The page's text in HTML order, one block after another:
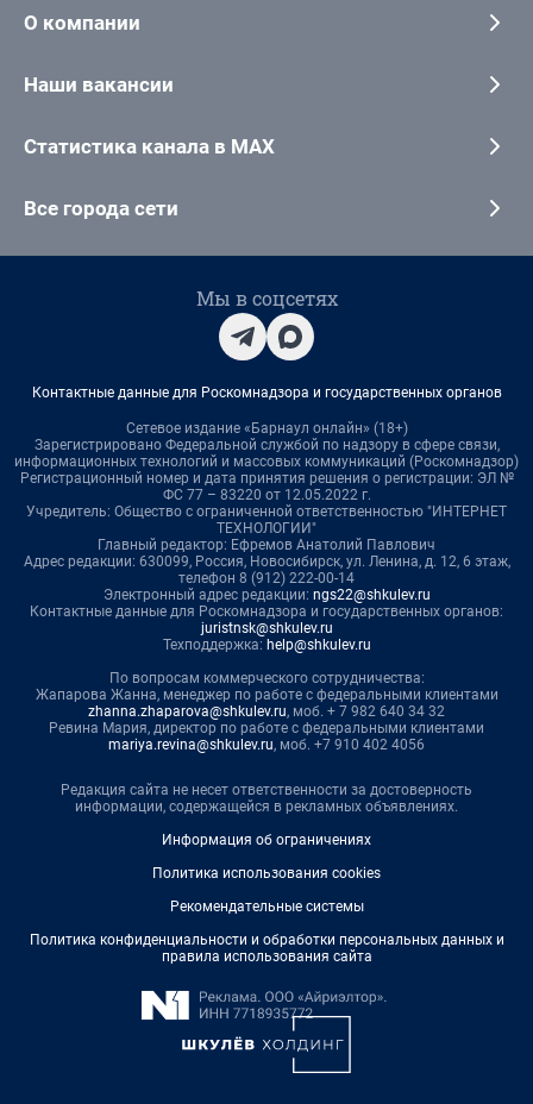
О компании
Наши вакансии
Статистика канала в MAX
Все города сети
Мы в соцсетях
Контактные данные для Роскомнадзора и государственных органов
Сетевое издание «Барнаул онлайн» (18+)
Зарегистрировано Федеральной службой по надзору в сфере связи,
информационных технологий и массовых коммуникаций (Роскомнадзор)
Регистрационный номер и дата принятия решения о регистрации: ЭЛ №
ФС 77 – 83220 от 12.05.2022 г.
Учредитель: Общество с ограниченной ответственностью "ИНТЕРНЕТ
ТЕХНОЛОГИИ"
Главный редактор: Ефремов Анатолий Павлович
Адрес редакции: 630099, Россия, Новосибирск, ул. Ленина, д. 12, 6 этаж,
телефон 8 (912) 222-00-14
Электронный адрес редакции: ngs22@shkulev.ru
Контактные данные для Роскомнадзора и государственных органов:
juristnsk@shkulev.ru
Техподдержка: help@shkulev.ru
По вопросам коммерческого сотрудничества:
Жапарова Жанна, менеджер по работе с федеральными клиентами
zhanna.zhaparova@shkulev.ru, моб. + 7 982 640 34 32
Ревина Мария, директор по работе с федеральными клиентами
mariya.revina@shkulev.ru, моб. +7 910 402 4056
Редакция сайта не несет ответственности за достоверность
информации, содержащейся в рекламных объявлениях.
Информация об ограничениях
Политика использования cookies
Рекомендательные системы
Политика конфиденциальности и обработки персональных данных и
правила использования сайта